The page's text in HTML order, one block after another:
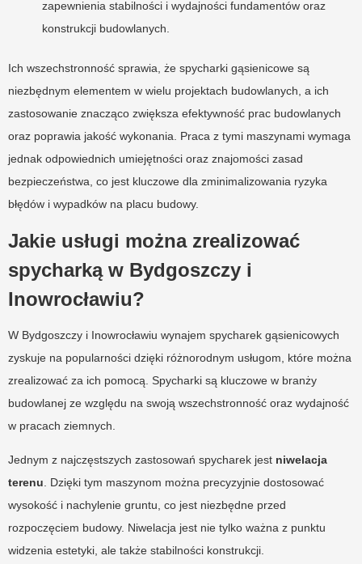
zapewnienia stabilności i wydajności fundamentów oraz
konstrukcji budowlanych.
Ich wszechstronność sprawia, że spycharki gąsienicowe są
niezbędnym elementem w wielu projektach budowlanych, a ich
zastosowanie znacząco zwiększa efektywność prac budowlanych
oraz poprawia jakość wykonania. Praca z tymi maszynami wymaga
jednak odpowiednich umiejętności oraz znajomości zasad
bezpieczeństwa, co jest kluczowe dla zminimalizowania ryzyka
błędów i wypadków na placu budowy.
Jakie usługi można zrealizować
spycharką w Bydgoszczy i
Inowrocławiu?
W Bydgoszczy i Inowrocławiu wynajem spycharek gąsienicowych
zyskuje na popularności dzięki różnorodnym usługom, które można
zrealizować za ich pomocą. Spycharki są kluczowe w branży
budowlanej ze względu na swoją wszechstronność oraz wydajność
w pracach ziemnych.
Jednym z najczęstszych zastosowań spycharek jest niwelacja
terenu. Dzięki tym maszynom można precyzyjnie dostosować
wysokość i nachylenie gruntu, co jest niezbędne przed
rozpoczęciem budowy. Niwelacja jest nie tylko ważna z punktu
widzenia estetyki, ale także stabilności konstrukcji.